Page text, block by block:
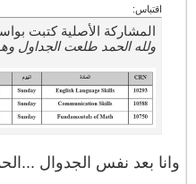
اقتباس:
المشاركة الأصلية كتبت
ولله الحمد طلعت الجداول
وانا بعد نفس الجدوال